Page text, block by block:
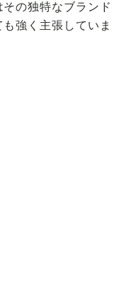
の独特なブランド
強く主張していま